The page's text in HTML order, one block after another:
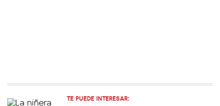
TE PUEDE INTERESAR: